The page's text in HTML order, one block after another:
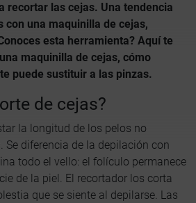
recortar las cejas. Una tendencia
con una maquinilla de cejas,
esta herramienta? Aquí te
maquinilla de cejas, cómo
puede sustituir a las pinzas.
de cejas?
la longitud de los pelos no
Se diferencia de la depilación con
todo el vello: el folículo permanece
de la piel. El recortador los corta
que se siente al depilarse. Las